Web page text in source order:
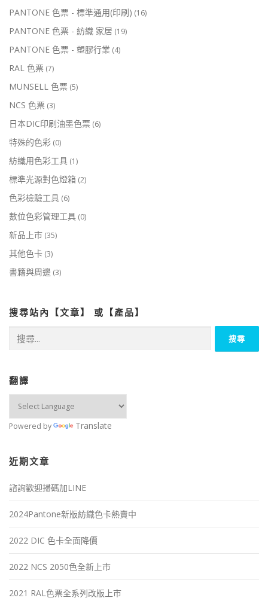
PANTONE 色票 - 標準通用(印刷) (16)
PANTONE 色票 - 紡織 家居 (19)
PANTONE 色票 - 塑膠行業 (4)
RAL 色票 (7)
MUNSELL 色票 (5)
NCS 色票 (3)
日本DIC印刷油墨色票 (6)
特殊的色彩 (0)
紡織用色彩工具 (1)
標準光源對色燈箱 (2)
色彩檢驗工具 (6)
數位色彩管理工具 (0)
新品上市 (35)
其他色卡 (3)
書籍與周邊 (3)
搜尋站內【文章】 或【產品】
字:
翻譯
Powered by Translate
近期文章
諮詢歡迎掃碼加LINE
2024Pantone新版紡織色卡熱賣中
2022 DIC 色卡全面降價
2022 NCS 2050色全新上市
2021 RAL色票全系列改版上市